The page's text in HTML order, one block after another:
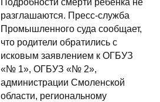
Подробности смерти ребенка не
разглашаются. Пресс-служба
Промышленного суда сообщает,
что родители обратились с
исковым заявлением к ОГБУЗ
«№ 1», ОГБУЗ «№ 2»,
администрации Смоленской
области, региональному